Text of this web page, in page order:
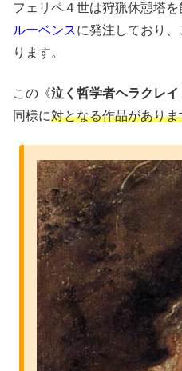
フェリペ４世は狩猟休憩塔
ルーベンスに発注しており
ります。
この《泣く哲学者ヘラクレイ
同様に対となる作品がありま